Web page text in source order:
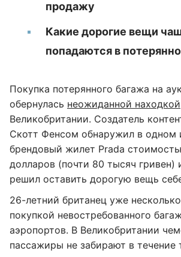
продажу
Какие дорогие вещи
попадаются в
Покупка потерянного багажа на
обернулась неожиданной находкой
Великобритании. Создатель
Скотт Фенсом обнаружил в одном
брендовый жилет Prada
долларов (почти 80 тысяч гривен)
решил оставить дорогую вещь
26-летний британец уже
покупкой невостребованного
аэропортов. В Великобритании
пассажиры не забирают в течение